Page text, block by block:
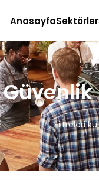
AnasayfaSektörler
Filtreleri